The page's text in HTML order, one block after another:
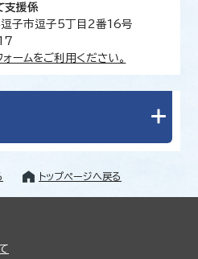
支援係
市逗子5丁目2番16号
ームをご利用ください。
トップページへ戻る